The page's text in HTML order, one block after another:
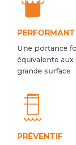
PERFORMANT
Une portance
équivalente aux
grande surface
PRÉVENTIF